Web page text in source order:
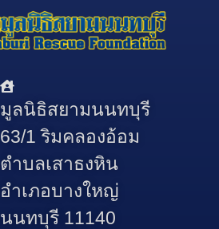
มูลนิธิสยามนนทบุรี
63/1 ริมคลองอ้อม
ตำบลเสาธงหิน
อำเภอบางใหญ่
นนทบุรี 11140